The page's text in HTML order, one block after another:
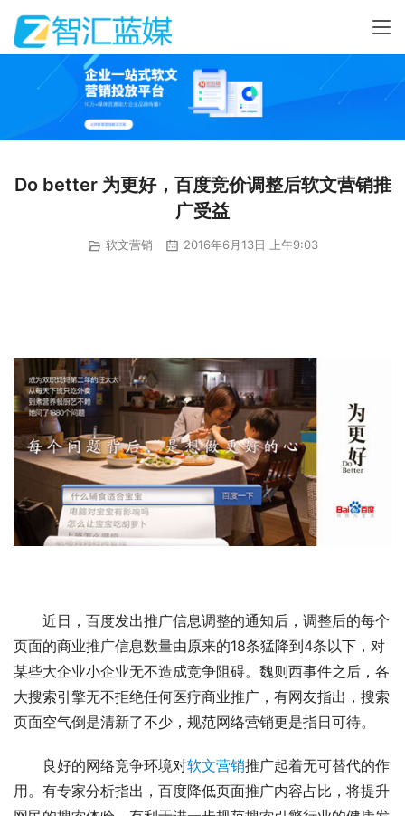
Do better 为更好，百度竞价调整后软文营销推
广受益
软文营销 2016年6月13日 上午9:03
近日，百度发出推广信息调整的通知后，调整后的每个
页面的商业推广信息数量由原来的18条猛降到4条以下，对
某些大企业小企业无不造成竞争阻碍。魏则西事件之后，各
大搜索引擎无不拒绝任何医疗商业推广，有网友指出，搜索
页面空气倒是清新了不少，规范网络营销更是指日可待。
良好的网络竞争环境对软文营销推广起着无可替代的作
用。有专家分析指出，百度降低页面推广内容占比，将提升